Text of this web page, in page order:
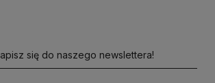
się do naszego newslettera!